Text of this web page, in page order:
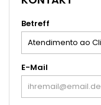
Betreff
E-Mail